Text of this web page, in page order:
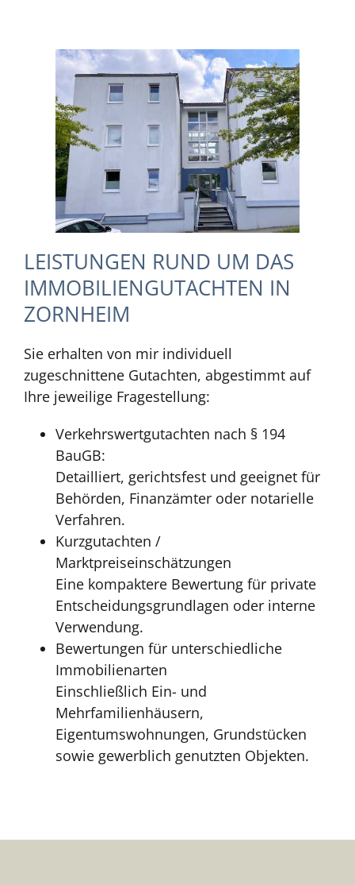
LEISTUNGEN RUND UM DAS
IMMOBILIENGUTACHTEN IN
ZORNHEIM
Sie erhalten von mir individuell
zugeschnittene Gutachten, abgestimmt auf
Ihre jeweilige Fragestellung:
Verkehrswertgutachten nach § 194
BauGB:
Detailliert, gerichtsfest und geeignet für
Behörden, Finanzämter oder notarielle
Verfahren.
Kurzgutachten /
Marktpreiseinschätzungen
Eine kompaktere Bewertung für private
Entscheidungsgrundlagen oder interne
Verwendung.
Bewertungen für unterschiedliche
Immobilienarten
Einschließlich Ein- und
Mehrfamilienhäusern,
Eigentumswohnungen, Grundstücken
sowie gewerblich genutzten Objekten.